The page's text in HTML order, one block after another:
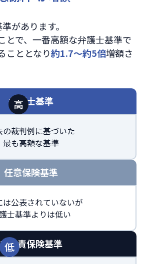
があります。
とで、一番高額な弁護士基準で
こととなり約1.7～約5倍増額さ
自賠責保険基準
任意保険基準
は公表されていないが
士基準よりは低い
弁護士基準
の裁判例に基づいた
最も高額な基準